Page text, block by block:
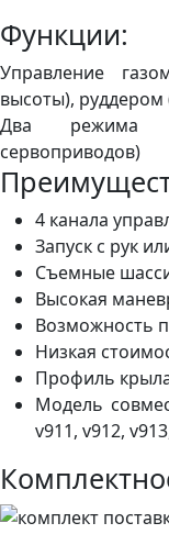
Функции:
Управление
высоты),
Два режима
сервоприводов)
4 канала
Запуск с рук
Съемные
Высокая
Возможность
Низкая
Профиль
Модель
v911, v912,